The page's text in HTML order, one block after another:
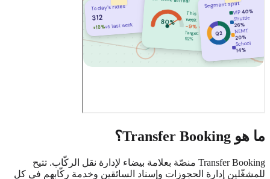
ما هو Transfer Booking؟
Transfer Booking منصّة بعلامة بيضاء لإدارة نقل الركّاب. تتيح
للمشغّلين إدارة الحجوزات وإسناد السائقين وخدمة ركّابهم في كل